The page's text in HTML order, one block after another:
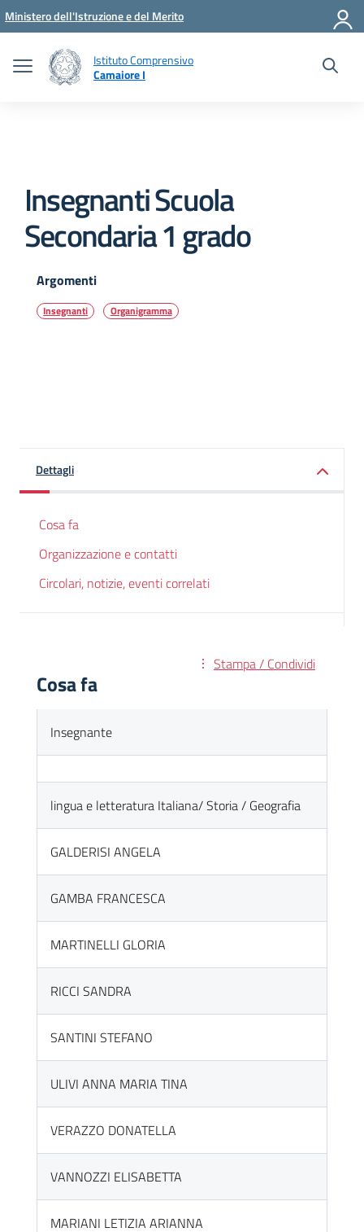
Vai ai contenuti
Vai al menu di navigazione
Vai al footer
Ministero dell'Istruzione e del Merito
Istituto Comprensivo
Camaiore I
Insegnanti Scuola
Secondaria 1 grado
Argomenti
Insegnanti Organigramma
Dettagli
Cosa fa
Organizzazione e contatti
Circolari, notizie, eventi correlati
Stampa / Condividi
Cosa fa
Insegnante
lingua e letteratura Italiana/ Storia / Geografia
GALDERISI ANGELA
GAMBA FRANCESCA
MARTINELLI GLORIA
RICCI SANDRA
SANTINI STEFANO
ULIVI ANNA MARIA TINA
VERAZZO DONATELLA
VANNOZZI ELISABETTA
MARIANI LETIZIA ARIANNA